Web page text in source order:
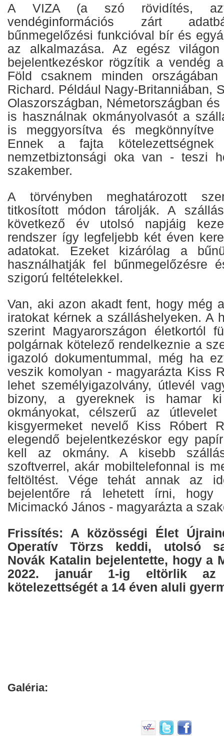
A VIZA (a szó rövidítés,
vendéginformációs zárt
bűnmegelőzési funkcióval bír és
az alkalmazása. Az egész
bejelentkezéskor rögzítik a vendég
Föld csaknem minden
Richard. Például Nagy-Britanniában,
Olaszországban, Németországban
is használnak okmányolvasót a
is meggyorsítva és megkönnyítve
Ennek a fajta kötelezettségnek
nemzetbiztonsági oka van - teszi
szakember.
A törvényben meghatározott
titkosított módon tárolják. A
következő év utolsó napjáig
rendszer így legfeljebb két éven
adatokat. Ezeket kizárólag a
használhatják fel bűnmegelőzésre
szigorú feltételekkel.
Van, aki azon akadt fent, hogy még
iratokat kérnek a szálláshelyeken. A
szerint Magyarországon életkortól
polgárnak kötelező rendelkeznie a
igazoló dokumentummal, még ha
veszik komolyan - magyarázta Kiss
lehet személyigazolvány, útlevél
bizony, a gyereknek is hamar
okmányokat, célszerű az
kisgyermeket nevelő Kiss Róbert
elegendő bejelentkezéskor egy
kell az okmány. A kisebb
szoftverrel, akár mobiltelefonnal is
feltöltést. Vége tehát annak az
bejelentőre rá lehetett írni, hogy
Micimackó János - magyarázta a
Frissítés: A közösségi Élet
Operatív Törzs keddi, utolsó
Novák Katalin bejelentette, hogy a
2022. január 1-ig eltörlik az
kötelezettségét a 14 éven aluli
Galéria: